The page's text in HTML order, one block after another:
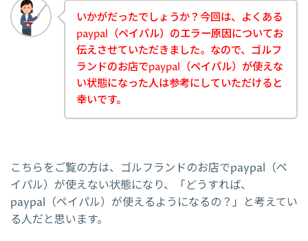
いかがだったでしょうか？今回は、よくある
paypal（ペイパル）のエラー原因についてお
伝えさせていただきました。なので、ゴルフ
ランドのお店でpaypal（ペイパル）が使えな
い状態になった人は参考にしていただけると
幸いです。
こちらをご覧の方は、ゴルフランドのお店でpaypal（ペ
イパル）が使えない状態になり、「どうすれば、
paypal（ペイパル）が使えるようになるの？」と考えてい
る人だと思います。